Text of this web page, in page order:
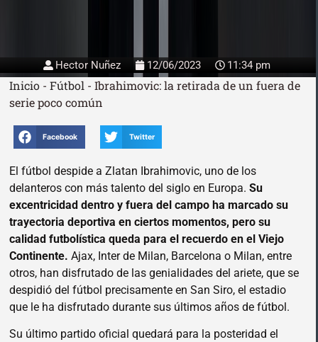
Hector Nuñez 12/06/2023 11:34 pm
Inicio - Fútbol - Ibrahimovic: la retirada de un fuera de
serie poco común
Facebook Twitter
El fútbol despide a Zlatan Ibrahimovic, uno de los
delanteros con más talento del siglo en Europa. Su
excentricidad dentro y fuera del campo ha marcado su
trayectoria deportiva en ciertos momentos, pero su
calidad futbolística queda para el recuerdo en el Viejo
Continente. Ajax, Inter de Milan, Barcelona o Milan, entre
otros, han disfrutado de las genialidades del ariete, que se
despidió del fútbol precisamente en San Siro, el estadio
que le ha disfrutado durante sus últimos años de fútbol.
Su último partido oficial quedará para la posteridad el